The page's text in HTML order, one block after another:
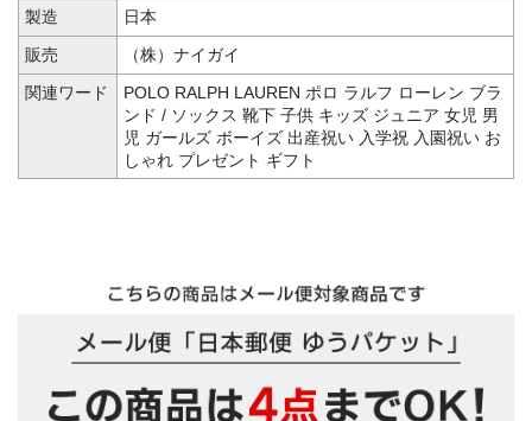
製造
日本
販売
（株）ナイガイ
関連ワード
POLO RALPH LAUREN ポロ ラルフ ローレン ブラ
ンド / ソックス 靴下 子供 キッズ ジュニア 女児 男
児 ガールズ ボーイズ 出産祝い 入学祝 入園祝い お
しゃれ プレゼント ギフト